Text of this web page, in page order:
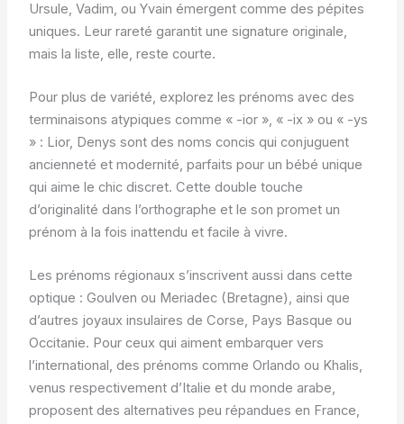
Ursule, Vadim, ou Yvain émergent comme des pépites
uniques. Leur rareté garantit une signature originale,
mais la liste, elle, reste courte.
Pour plus de variété, explorez les prénoms avec des
terminaisons atypiques comme « -ior », « -ix » ou « -ys
» : Lior, Denys sont des noms concis qui conjuguent
ancienneté et modernité, parfaits pour un bébé unique
qui aime le chic discret. Cette double touche
d’originalité dans l’orthographe et le son promet un
prénom à la fois inattendu et facile à vivre.
Les prénoms régionaux s’inscrivent aussi dans cette
optique : Goulven ou Meriadec (Bretagne), ainsi que
d’autres joyaux insulaires de Corse, Pays Basque ou
Occitanie. Pour ceux qui aiment embarquer vers
l’international, des prénoms comme Orlando ou Khalis,
venus respectivement d’Italie et du monde arabe,
proposent des alternatives peu répandues en France,